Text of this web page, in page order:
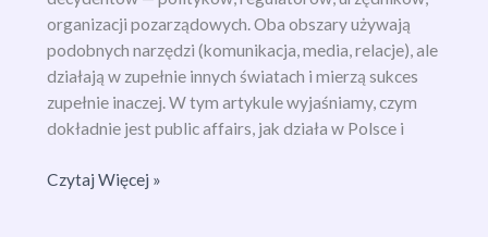
organizacji pozarządowych. Oba obszary używają
podobnych narzędzi (komunikacja, media, relacje), ale
działają w zupełnie innych światach i mierzą sukces
zupełnie inaczej. W tym artykule wyjaśniamy, czym
dokładnie jest public affairs, jak działa w Polsce i
Public
Czytaj Więcej »